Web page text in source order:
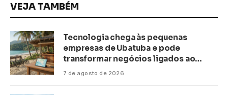
VEJA TAMBÉM
Tecnologia chega às pequenas
empresas de Ubatuba e pode
transformar negócios ligados ao
turismo no litoral
7 de agosto de 2026